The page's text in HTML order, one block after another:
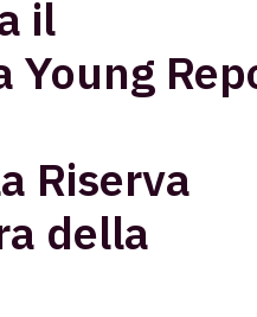
il
Young
Riserva
della